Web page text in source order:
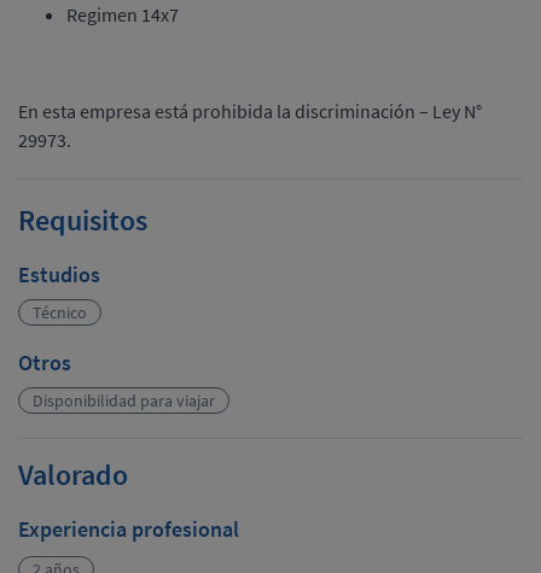
Regimen 14x7
En esta empresa está prohibida la discriminación – Ley N°
29973.
Requisitos
Estudios
Técnico
Otros
Disponibilidad para viajar
Valorado
Experiencia profesional